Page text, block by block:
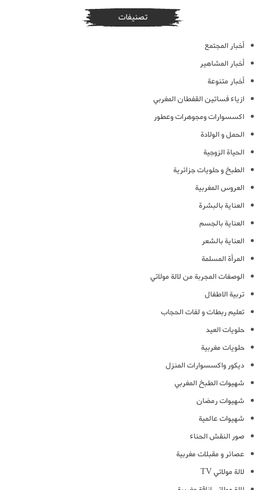
تصنيفات
أخبار المجتمع
أخبار المشاهير
أخبار متنوعة
ازياء فساتين القفطان المغربي
اكسسوارات ومجوهرات وعطور
الحمل و الولادة
الحياة الزوجية
الطبخ و حلويات جزائرية
العروس المغربية
العناية بالبشرة
العناية بالجسم
العناية بالشعر
المرأة المسلمة
الوصفات المجربة من لالة مولاتي
تربية الاطفال
تعليم ربطات و لفات الحجاب
حلويات العيد
حلويات مغربية
ديكور واكسسوارات المنزل
شهيوات الطبخ المغربي
شهيوات رمضان
شهيوات عالمية
صور النقش الحناء
عصائر و مقبلات مغربية
لالة مولاتي TV